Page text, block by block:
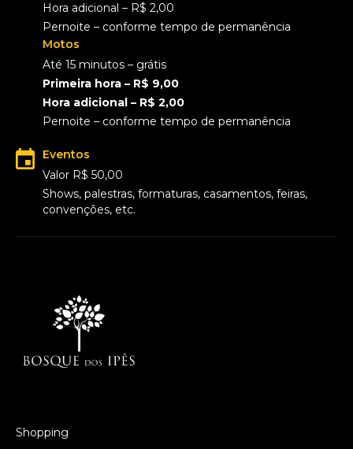
Hora adicional – R$ 2,00
Pernoite – conforme tempo de permanência
Motos
Até 15 minutos – grátis
Primeira hora – R$ 9,00
Hora adicional – R$ 2,00
Pernoite – conforme tempo de permanência
Eventos
Valor R$ 50,00
Shows, palestras, formaturas, casamentos, feiras,
convenções, etc.
Shopping